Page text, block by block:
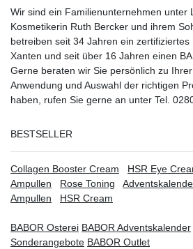
Wir sind ein Familienunternehmen unter
Kosmetikerin Ruth Bercker und ihrem
betreiben seit 34 Jahren ein zertifiziertes
Xanten und seit über 16 Jahren einen
Gerne beraten wir Sie persönlich zu
Anwendung und Auswahl der richtigen
haben, rufen Sie gerne an unter Tel.
BESTSELLER
Collagen Booster Cream HSR Eye
Ampullen
Rose Toning
Ampullen
HSR Cream
BABOR Osterei BABOR Adventskalender
Sonderangebote BABOR Outlet